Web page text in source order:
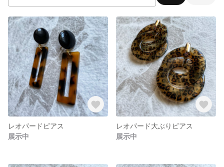
レオパードピアス
展示中
レオパード大ぶりピアス
展示中